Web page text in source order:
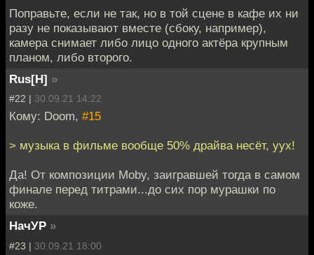
Поправьте, если не так, но в той сцене в кафе их ни
разу не показывают вместе (сбоку, например),
камера снимает либо лицо одного актёра крупным
планом, либо второго.
Rus[H] »
#22 | 30.09.21 14:22
Кому: Doom, #15
> музыка в фильме вообще 50% драйва несёт, уух!
Да! От композиции Moby, заигравшей тогда в самом
финале перед титрами...до сих пор мурашки по
коже.
НачУР »
#23 | 30.09.21 18:00